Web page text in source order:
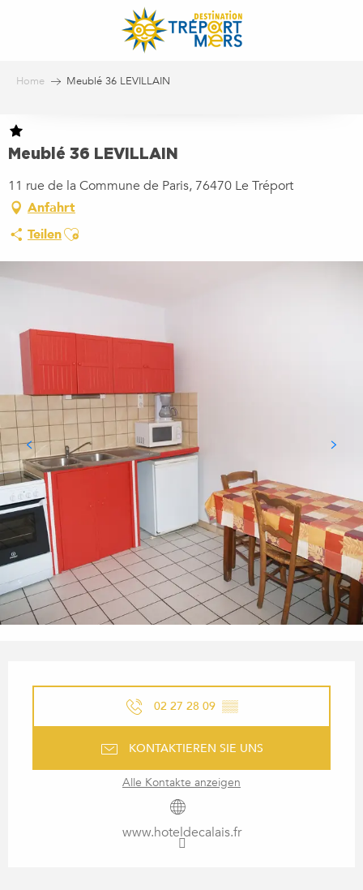
Home Meublé 36 LEVILLAIN
Meublé 36 LEVILLAIN
11 rue de la Commune de Paris, 76470 Le Tréport
Anfahrt
TeilenAjouter aux favoris
02 27 28 09 ▒▒
KONTAKTIEREN SIE UNS
Alle Kontakte anzeigen
www.hoteldecalais.fr